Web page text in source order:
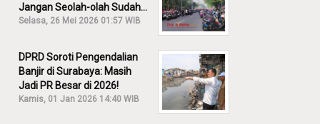
Jangan Seolah-olah Sudah
Menang!
Selasa, 26 Mei 2026 01:57 WIB
DPRD Soroti Pengendalian
Banjir di Surabaya: Masih
Jadi PR Besar di 2026!
Kamis, 01 Jan 2026 14:40 WIB